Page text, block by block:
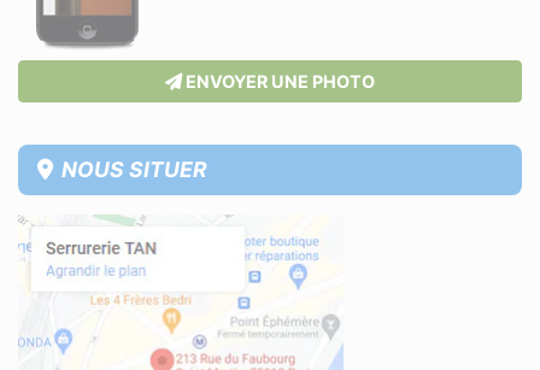
ENVOYER UNE PHOTO
NOUS SITUER